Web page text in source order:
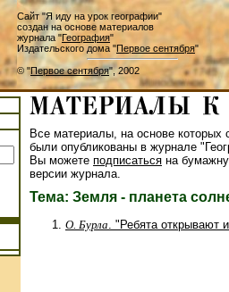
Сайт "Я иду на урок географии"
создан на основе материалов
журнала "География"
Издательского дома "Первое сентября"
© "Первое сентября", 2002
Все материалы, на основе которых
были опубликованы в журнале
Вы можете подписаться на
версии журнала.
Тема: Земля - планета
О. Бурла . "Ребята открывают